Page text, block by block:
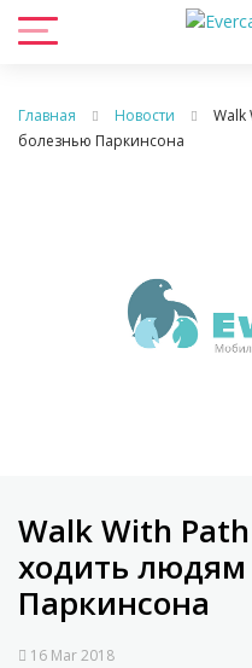
Главная Новости
Walk
болезнью Паркинсона
Walk With
ходить людям
Паркинсона
16 Mar 2018